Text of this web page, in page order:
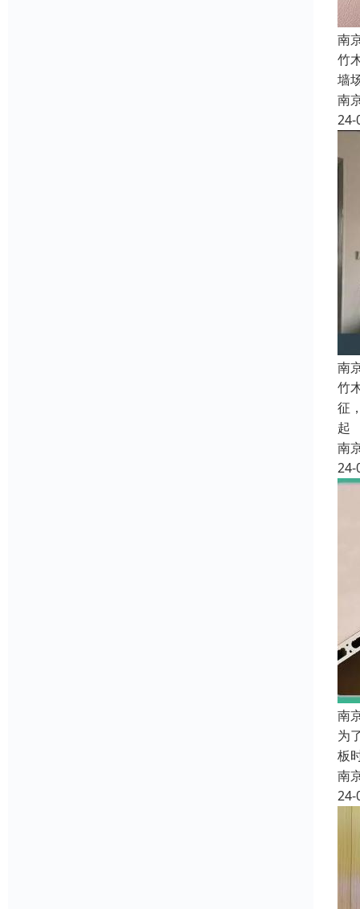
南
竹
墙
南
24-
南
竹
征
起
南
24-
南
为
板
南
24-